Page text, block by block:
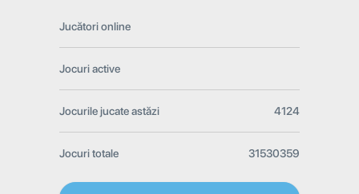
Jucători online
Jocuri active
Jocurile jucate astăzi 4124
Jocuri totale 31530359